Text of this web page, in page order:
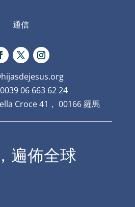
通信
06 663 62 24
Croce 41， 00166 羅馬
遍佈全球